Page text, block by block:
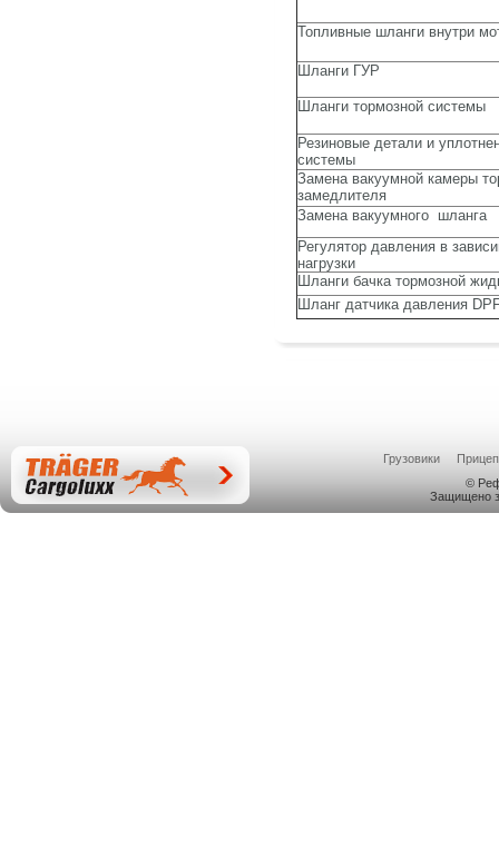
Топливные шланги внутри
Шланги ГУР
Шланги тормозной системы
Резиновые детали и
системы
Замена вакуумной камеры
замедлителя
Замена вакуумного шланга
Регулятор давления в
нагрузки
Шланги бачка тормозной
Шланг датчика давления
Грузовики
©
Защищено